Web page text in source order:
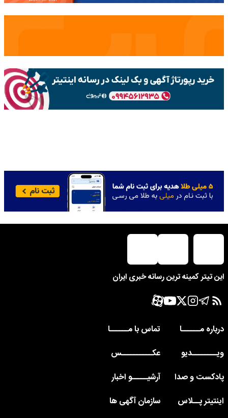
این تیتر کمینه ترین رسانه خبری ایران
درباره مــــــا
تماس با مــــــا
ویــــــــدیو
عکــــــــــس
پادکست و صدا
آرشیـــــو اخبار
اینتیتر پــلاس
سازمان آگهی ها